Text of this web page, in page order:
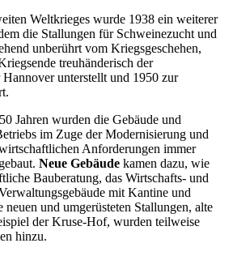
Weltkrieges wurde 1938 ein weiterer
die Stallungen für Schweinezucht und
unberührt vom Kriegsgeschehen,
treuhänderisch der
unterstellt und 1950 zur
Jahren wurden die Gebäude und
im Zuge der Modernisierung und
Anforderungen immer
Neue Gebäude kamen dazu, wie
Bauberatung, das Wirtschafts- und
mit Kantine und
neuen und umgerüsteten Stallungen, alte
der Kruse-Hof, wurden teilweise
hinzu.